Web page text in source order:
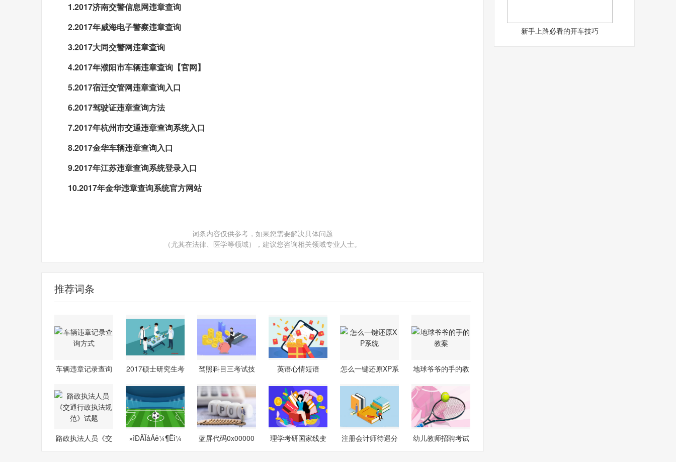
1.2017济南交警信息网违章查询
2.2017年威海电子警察违章查询
3.2017大同交警网违章查询
4.2017年濮阳市车辆违章查询【官网】
5.2017宿迁交管网违章查询入口
6.2017驾驶证违章查询方法
7.2017年杭州市交通违章查询系统入口
8.2017金华车辆违章查询入口
9.2017年江苏违章查询系统登录入口
10.2017年金华违章查询系统官方网站
词条内容仅供参考，如果您需要解决具体问题
（尤其在法律、医学等领域），建议您咨询相关领域专业人士。
推荐词条
车辆违章记录查询
2017硕士研究生考
驾照科目三考试技
英语心情短语
怎么一键还原XP系
地球爷爷的手的教
路政执法人员《交
×îÐÂÎåÄê¼¶Êî¼
蓝屏代码0x00000
理学考研国家线变
注册会计师待遇分
幼儿教师招聘考试
新手上路必看的开车技巧